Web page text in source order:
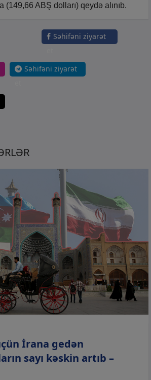
ABŞ dolları) qeydə alınıb.
Səhifəni ziyarət
Səhifəni ziyarət
İrana gedən
sayı kəskin artıb –